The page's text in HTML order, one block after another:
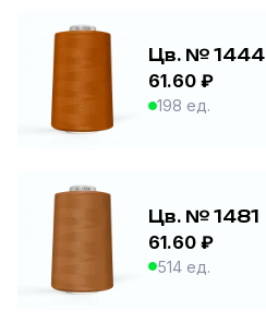
Цв. № 1444
61.60 ₽
198 ед.
Цв. № 1481
61.60 ₽
514 ед.